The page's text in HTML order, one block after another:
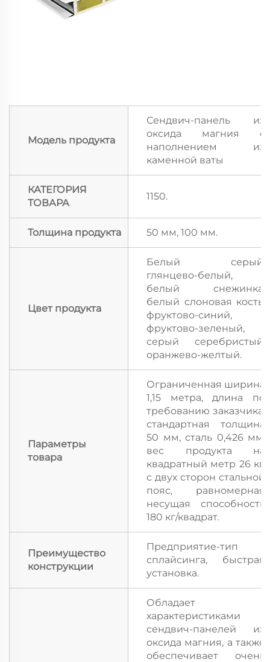
Модель продукта
Сендвич-панель из
оксида магния с
наполнением из
каменной ваты
КАТЕГОРИЯ
ТОВАРА
1150.
Толщина продукта 50 мм, 100 мм.
Цвет продукта
Белый серый,
глянцево-белый,
белый снежинка,
белый слоновая кость,
фруктово-синий,
фруктово-зеленый,
серый серебристый,
оранжево-желтый.
Параметры
товара
Ограниченная ширина
1,15 метра, длина по
требованию заказчика;
стандартная толщина
50 мм, сталь 0,426 мм;
вес продукта на
квадратный метр 26 кг,
с двух сторон стальной
пояс, равномерная
несущая способность
180 кг/квадрат.
Преимущество
конструкции
Предприятие-тип
сплайсинга, быстрая
установка.
Обладает
характеристиками
сендвич-панелей из
оксида магния, а также
обеспечивает очень